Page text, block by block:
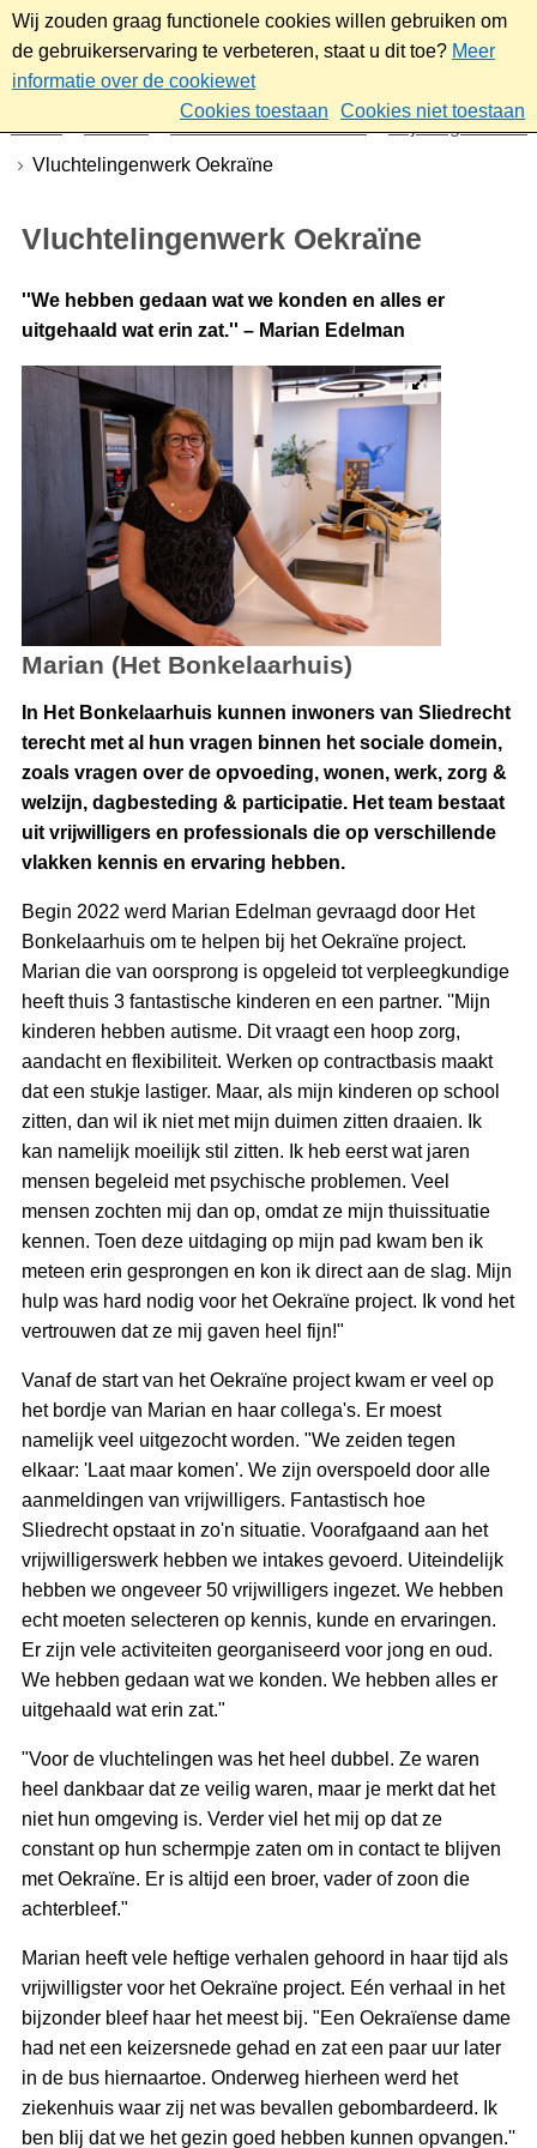
Wij zouden graag functionele cookies willen gebruiken om
de gebruikerservaring te verbeteren, staat u dit toe? Meer
informatie over de cookiewet
Cookies toestaan
Cookies niet toestaan
Ontmoeten & meedoen
Vrijwilligerswerk
Vluchtelingenwerk Oekraïne
Vluchtelingenwerk Oekraïne
''We hebben gedaan wat we konden en alles er
uitgehaald wat erin zat.'' – Marian Edelman
Marian (Het Bonkelaarhuis)
In Het Bonkelaarhuis kunnen inwoners van Sliedrecht
terecht met al hun vragen binnen het sociale domein,
zoals vragen over de opvoeding, wonen, werk, zorg &
welzijn, dagbesteding & participatie. Het team bestaat
uit vrijwilligers en professionals die op verschillende
vlakken kennis en ervaring hebben.
Begin 2022 werd Marian Edelman gevraagd door Het
Bonkelaarhuis om te helpen bij het Oekraïne project.
Marian die van oorsprong is opgeleid tot verpleegkundige
heeft thuis 3 fantastische kinderen en een partner. ''Mijn
kinderen hebben autisme. Dit vraagt een hoop zorg,
aandacht en flexibiliteit. Werken op contractbasis maakt
dat een stukje lastiger. Maar, als mijn kinderen op school
zitten, dan wil ik niet met mijn duimen zitten draaien. Ik
kan namelijk moeilijk stil zitten. Ik heb eerst wat jaren
mensen begeleid met psychische problemen. Veel
mensen zochten mij dan op, omdat ze mijn thuissituatie
kennen. Toen deze uitdaging op mijn pad kwam ben ik
meteen erin gesprongen en kon ik direct aan de slag. Mijn
hulp was hard nodig voor het Oekraïne project. Ik vond het
vertrouwen dat ze mij gaven heel fijn!"
Vanaf de start van het Oekraïne project kwam er veel op
het bordje van Marian en haar collega's. Er moest
namelijk veel uitgezocht worden. "We zeiden tegen
elkaar: 'Laat maar komen'. We zijn overspoeld door alle
aanmeldingen van vrijwilligers. Fantastisch hoe
Sliedrecht opstaat in zo'n situatie. Voorafgaand aan het
vrijwilligerswerk hebben we intakes gevoerd. Uiteindelijk
hebben we ongeveer 50 vrijwilligers ingezet. We hebben
echt moeten selecteren op kennis, kunde en ervaringen.
Er zijn vele activiteiten georganiseerd voor jong en oud.
We hebben gedaan wat we konden. We hebben alles er
uitgehaald wat erin zat."
"Voor de vluchtelingen was het heel dubbel. Ze waren
heel dankbaar dat ze veilig waren, maar je merkt dat het
niet hun omgeving is. Verder viel het mij op dat ze
constant op hun schermpje zaten om in contact te blijven
met Oekraïne. Er is altijd een broer, vader of zoon die
achterbleef."
Marian heeft vele heftige verhalen gehoord in haar tijd als
vrijwilligster voor het Oekraïne project. Eén verhaal in het
bijzonder bleef haar het meest bij. "Een Oekraïense dame
had net een keizersnede gehad en zat een paar uur later
in de bus hiernaartoe. Onderweg hierheen werd het
ziekenhuis waar zij net was bevallen gebombardeerd. Ik
ben blij dat we het gezin goed hebben kunnen opvangen.''